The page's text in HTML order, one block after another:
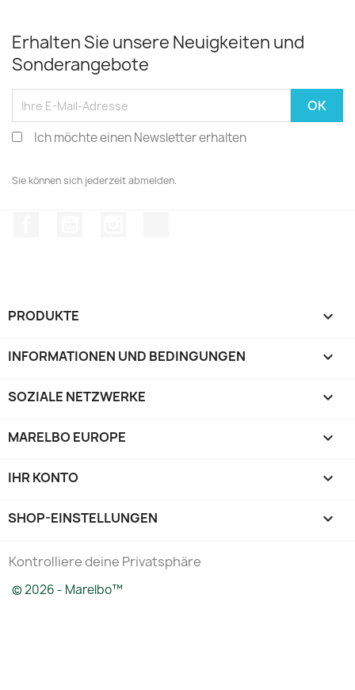
Erhalten Sie unsere Neuigkeiten und
Sonderangebote
Ich möchte einen Newsletter erhalten
Sie können sich jederzeit abmelden.
PRODUKTE 
INFORMATIONEN UND BEDINGUNGEN 
SOZIALE NETZWERKE 
MARELBO EUROPE 
IHR KONTO 
SHOP-EINSTELLUNGEN keyboard_arrow_down
Kontrolliere deine Privatsphäre
© 2026 - Marelbo™